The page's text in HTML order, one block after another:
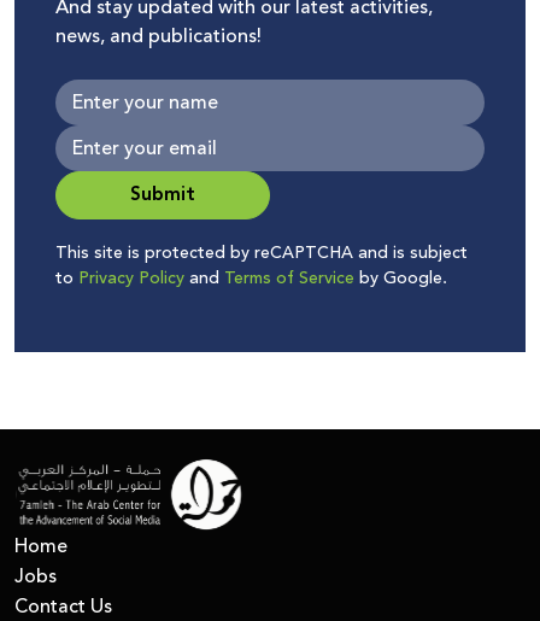
And stay updated with our latest activities,
news, and publications!
Submit
This site is protected by reCAPTCHA and is subject
to Privacy Policyand Terms of Service by Google.
Home
Jobs
Contact Us